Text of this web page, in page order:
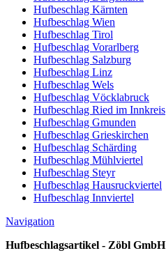
Hufbeschlag Kärnten
Hufbeschlag Wien
Hufbeschlag Tirol
Hufbeschlag Vorarlberg
Hufbeschlag Salzburg
Hufbeschlag Linz
Hufbeschlag Wels
Hufbeschlag Vöcklabruck
Hufbeschlag Ried im Innkreis
Hufbeschlag Gmunden
Hufbeschlag Grieskirchen
Hufbeschlag Schärding
Hufbeschlag Mühlviertel
Hufbeschlag Steyr
Hufbeschlag Hausruckviertel
Hufbeschlag Innviertel
Navigation
Hufbeschlagsartikel - Zöbl GmbH